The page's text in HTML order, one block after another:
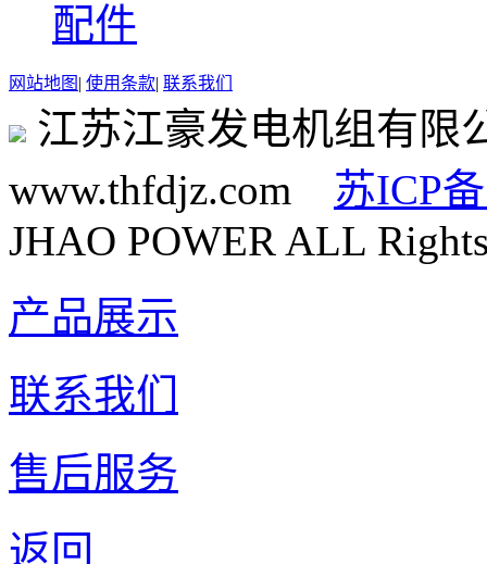
配件
网站地图 | 使用条款| 联系我们
江苏江豪发电机组有
www.thfdjz.com 苏ICP
JHAO POWER ALL
产品展示
联系我们
售后服务
返回